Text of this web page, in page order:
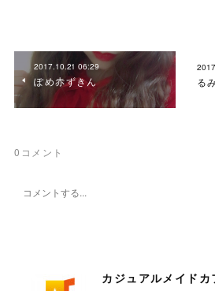
2017.10.21 06:29
ぽめ赤ずきん る
0 コメント